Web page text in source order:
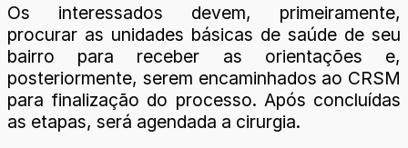
Os interessados devem, primeiramente,
procurar as unidades básicas de saúde de seu
bairro para receber as orientações e,
posteriormente, serem encaminhados ao CRSM
para finalização do processo. Após concluídas
as etapas, será agendada a cirurgia.